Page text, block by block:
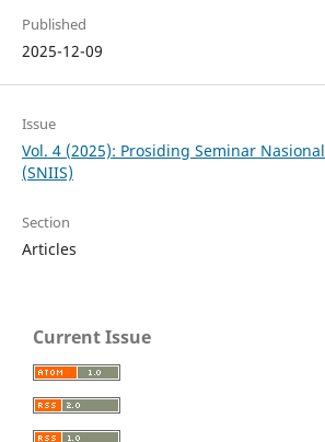
Published
2025-12-09
Issue
Vol. 4 (2025): Prosiding Seminar
(SNIIS)
Section
Articles
Current Issue